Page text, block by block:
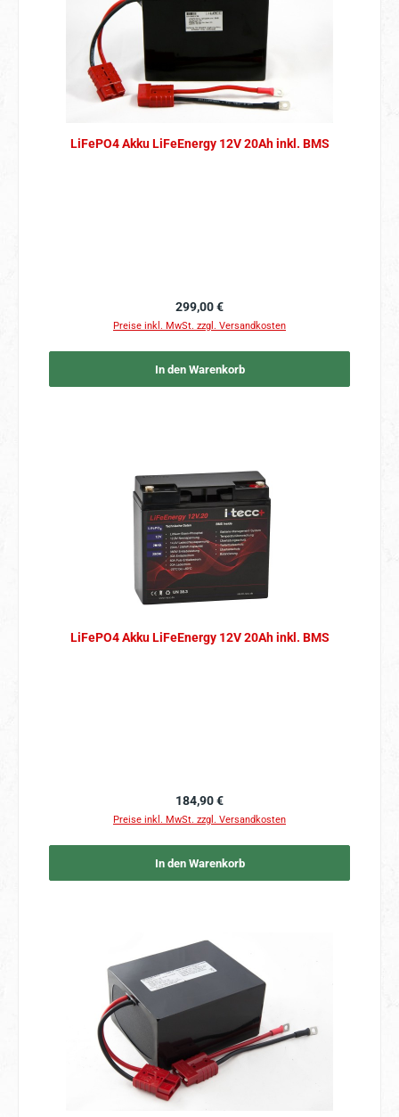
LiFePO4 Akku LiFeEnergy 12V 20Ah inkl. BMS
Regulärer Preis:
299,00 €
Preise inkl. MwSt. zzgl. Versandkosten
In den Warenkorb
LiFePO4 Akku LiFeEnergy 12V 20Ah inkl. BMS
Regulärer Preis:
184,90 €
Preise inkl. MwSt. zzgl. Versandkosten
In den Warenkorb